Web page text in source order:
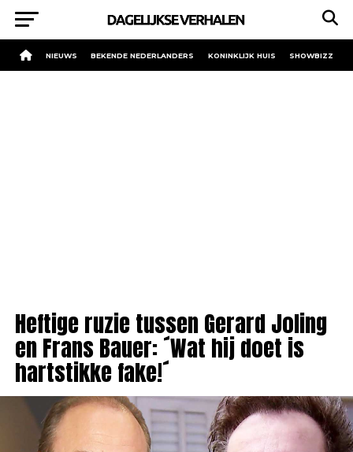
NIEUWS BEKENDE NEDERLANDERS KONINKLIJK HUIS SHOWBIZZ
Heftige ruzie tussen Gerard Joling
en Frans Bauer: ´Wat hij doet is
hartstikke fake!´